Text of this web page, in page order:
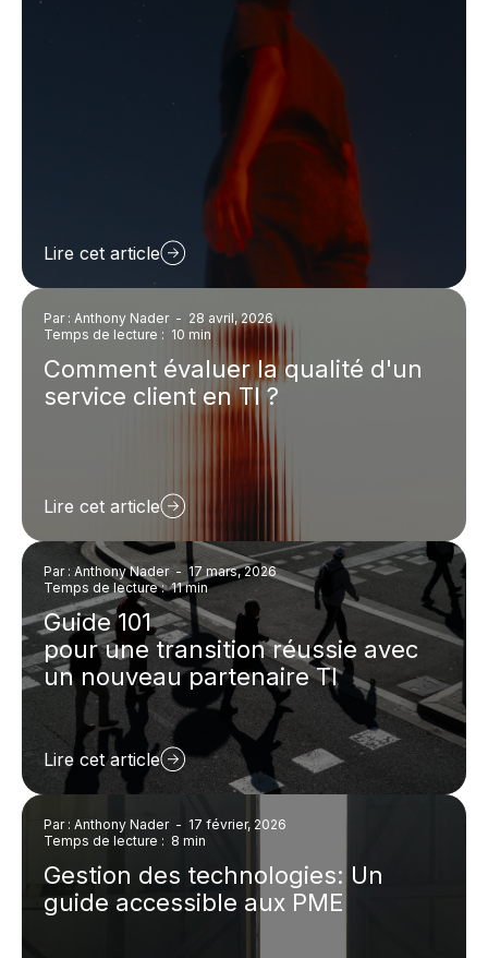
Lire cet article
Par : Anthony Nader - 28 avril, 2026
Temps de lecture : 10 min
Comment évaluer la qualité d'un
service client en TI ?
Lire cet article
Par : Anthony Nader-17 mars, 2026
Temps de lecture : 11 min
Guide 101
pour une transition réussie avec
un nouveau partenaire TI
Lire cet article
Par : Anthony Nader - 17 février, 2026
Temps de lecture : 8 min
Gestion des technologies: Un
guide accessible aux PME